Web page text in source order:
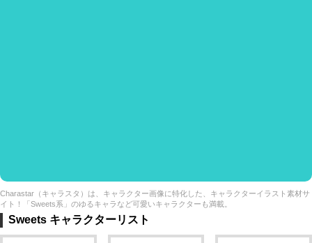
Charastar（キャラスタ）は、キャラクター画像に特化した、キャラクターイラスト素材サ
イト！「Sweets系」のゆるキャラなど可愛いキャラクターも満載。
Sweets キャラクターリスト